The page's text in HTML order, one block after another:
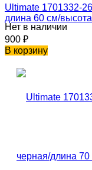
Ultimate 1701332-
длина 60 см/
Нет в наличии
900 ₽
В корзину